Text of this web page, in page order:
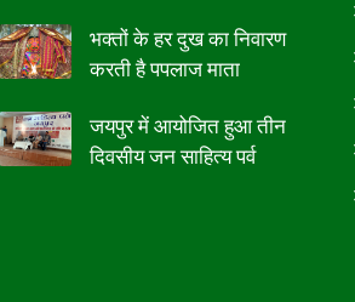
भक्तों के हर दुख का निवारण
करती है पपलाज माता
जयपुर में आयोजित हुआ तीन
दिवसीय जन साहित्य पर्व